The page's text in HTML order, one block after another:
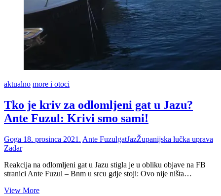
aktualno more i otoci
Tko je kriv za odlomljeni gat u Jazu?
Ante Fuzul: Krivi smo sami!
Goga 18. prosinca 2021. Ante FuzulgatJazŽupanijska lučka uprava
Zadar
Reakcija na odlomljeni gat u Jazu stigla je u obliku objave na FB
stranici Ante Fuzul – Bnm u srcu gdje stoji: Ovo nije ništa…
View MoreTko